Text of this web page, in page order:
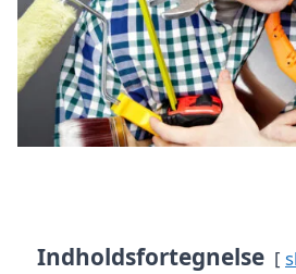
Indholdsfortegnelse